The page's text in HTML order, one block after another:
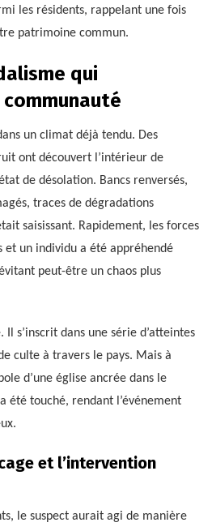
les résidents, rappelant une fois
patrimoine commun.
qui
un climat déjà tendu. Des
ont découvert l’intérieur de
de désolation. Bancs renversés,
traces de dégradations
saisissant. Rapidement, les forces
et un individu a été appréhendé
peut-être un chaos plus
Il s’inscrit dans une série d’atteintes
culte à travers le pays. Mais à
d’une église ancrée dans le
été touché, rendant l’événement
et l’intervention
le suspect aurait agi de manière